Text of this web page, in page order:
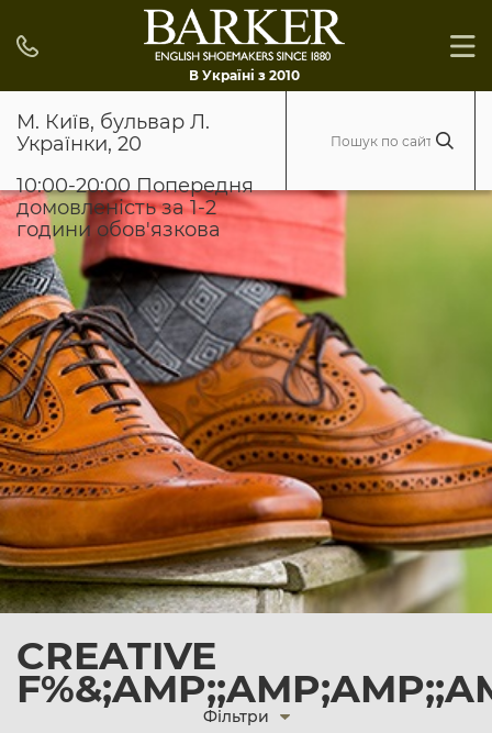
В Україні з 2010
М. Київ, бульвар Л.
Українки, 20
10:00-20:00 Попередня
домовленість за 1-2
години обов'язкова
CREATIVE
Фільтри